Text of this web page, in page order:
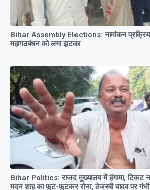
Bihar Assembly Elections: नामांकन
महागठबंधन को लगा झटका
Bihar Politics: राजद मुख्यालय में हंगामा, टिकट न
मदन शाह का फूट-फूटकर रोना, तेजस्वी यादव पर